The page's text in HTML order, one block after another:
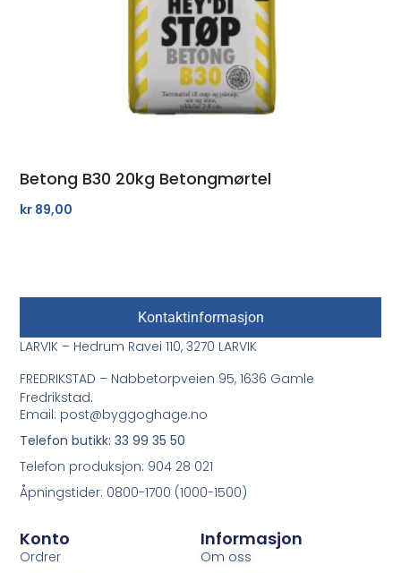
Betong B30 20kg Betongmørtel
kr 89,00
Informasjon
Om oss
Konto
Ordrer
Kontaktinformasjon
LARVIK – Hedrum Ravei 110, 3270 LARVIK
FREDRIKSTAD – Nabbetorpveien 95, 1636 Gamle
Fredrikstad.
Email: post@byggoghage.no
Telefon butikk: 33 99 35 50
Telefon produksjon: 904 28 021
Åpningstider: 0800-1700 (1000-1500)